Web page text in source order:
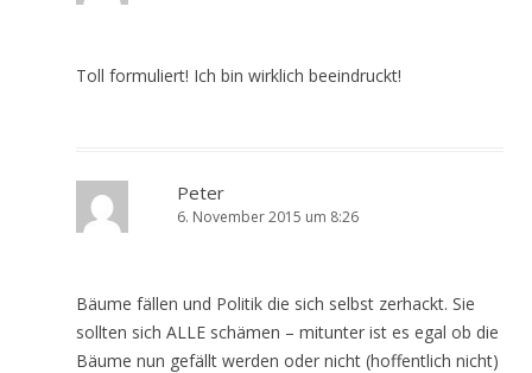
Toll formuliert! Ich bin wirklich beeindruckt!
Peter
6. November 2015 um 8:26
Bäume fällen und Politik die sich selbst zerhackt. Sie
sollten sich ALLE schämen – mitunter ist es egal ob die
Bäume nun gefällt werden oder nicht (hoffentlich nicht)